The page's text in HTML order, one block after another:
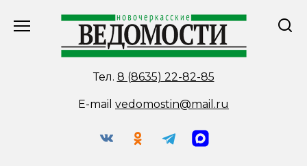
Тел. 8 (8635) 22-82-85
E-mail vedomostin@mail.ru